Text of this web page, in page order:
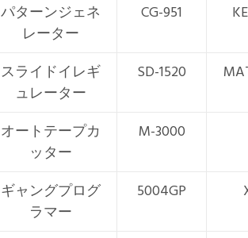
パターンジェネ
レーター
CG-951
スライドイレギ
ュレーター
SD-1520
オートテープカ
ッター
M-3000
ギャングプログ
ラマー
5004GP